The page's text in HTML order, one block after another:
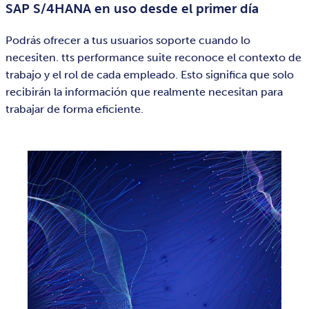
SAP S/4HANA en uso desde el primer día
Podrás ofrecer a tus usuarios soporte cuando lo
necesiten. tts performance suite reconoce el contexto de
trabajo y el rol de cada empleado. Esto significa que solo
recibirán la información que realmente necesitan para
trabajar de forma eficiente.